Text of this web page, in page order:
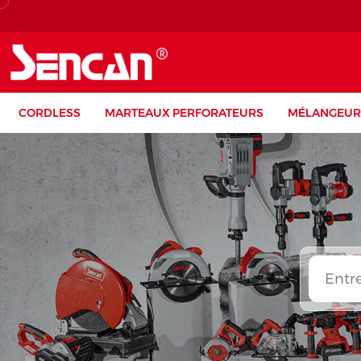
CORDLESS MARTEAUX PERFORATEURS